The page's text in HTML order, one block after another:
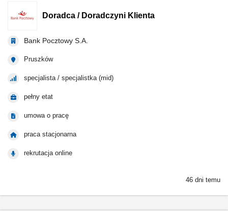
Doradca / Doradczyni Klienta
Bank Pocztowy S.A.
Pruszków
specjalista / specjalistka (mid)
pełny etat
umowa o pracę
praca stacjonarna
rekrutacja online
46 dni temu